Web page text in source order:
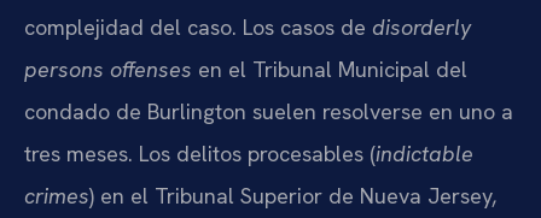
complejidad del caso. Los casos de disorderly
persons offenses en el Tribunal Municipal del
condado de Burlington suelen resolverse en uno a
tres meses. Los delitos procesables (indictable
crimes) en el Tribunal Superior de Nueva Jersey,